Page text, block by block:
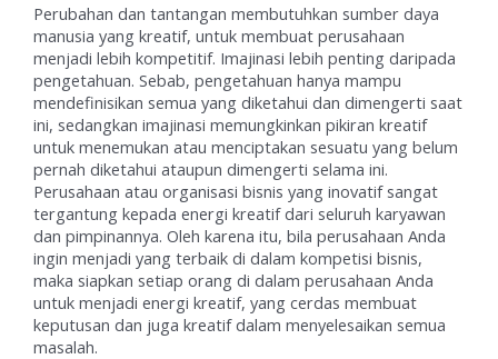
Perubahan dan tantangan membutuhkan sumber daya
manusia yang kreatif, untuk membuat perusahaan
menjadi lebih kompetitif. Imajinasi lebih penting daripada
pengetahuan. Sebab, pengetahuan hanya mampu
mendefinisikan semua yang diketahui dan dimengerti saat
ini, sedangkan imajinasi memungkinkan pikiran kreatif
untuk menemukan atau menciptakan sesuatu yang belum
pernah diketahui ataupun dimengerti selama ini.
Perusahaan atau organisasi bisnis yang inovatif sangat
tergantung kepada energi kreatif dari seluruh karyawan
dan pimpinannya. Oleh karena itu, bila perusahaan Anda
ingin menjadi yang terbaik di dalam kompetisi bisnis,
maka siapkan setiap orang di dalam perusahaan Anda
untuk menjadi energi kreatif, yang cerdas membuat
keputusan dan juga kreatif dalam menyelesaikan semua
masalah.